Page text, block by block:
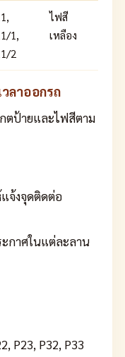
1,
2
ไฟสี
เหลือง
ลาออกรถ
ตป้ายและไฟสีตาม
จ้งจุดติดต่อ
กาศในแต่ละลาน
P23, P32, P33